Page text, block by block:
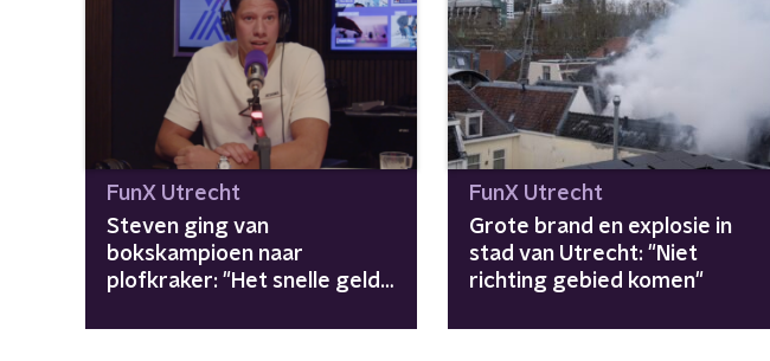
FunX Utrecht
Steven ging van
bokskampioen naar
plofkraker: "Het snelle geld
leven"
FunX Utrecht
Grote brand en explosie in
stad van Utrecht: "Niet
richting gebied komen"